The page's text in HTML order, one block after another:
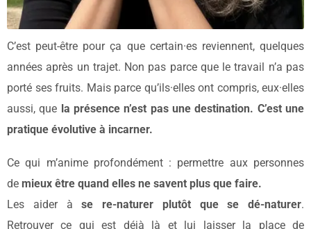
C’est peut-être pour ça que certain·es reviennent, quelques
années après un trajet. Non pas parce que le travail n’a pas
porté ses fruits. Mais parce qu’ils·elles ont compris, eux·elles
aussi, que la présence n’est pas une destination. C’est une
pratique évolutive à incarner.
Ce qui m’anime profondément : permettre aux personnes
de mieux être quand elles ne savent plus que faire.
Les aider àse re-naturer plutôt que se dé-naturer.
Retrouver ce qui est déjà là et lui laisser la place de